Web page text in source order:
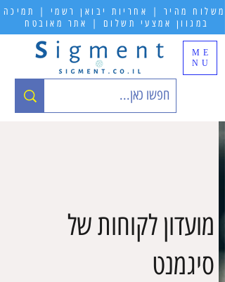
ME
NU
משלוח מהיר | אחריות יבואן רשמי | תמיכה
במגוון אמצעי תשלום | אתר מאובטח
מועדון לקוחות של
סיגמנט